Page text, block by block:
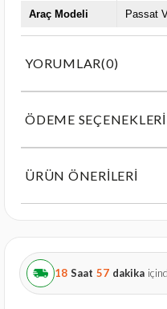
Araç Modeli Passat
YORUMLAR(0)
ÖDEME SEÇENEKLERI
ÜRÜN ÖNERILERI
18 Saat 57 dakika